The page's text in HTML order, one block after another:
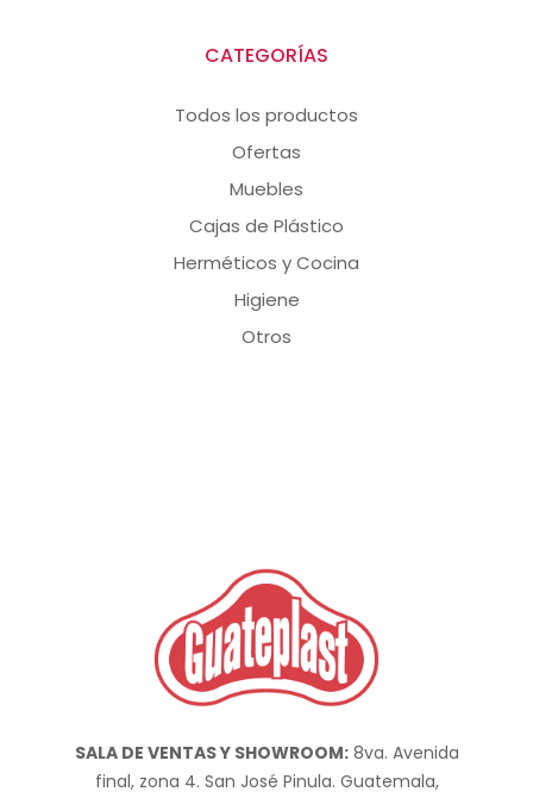
CATEGORÍAS
Todos los productos
Ofertas
Muebles
Cajas de Plástico
Herméticos y Cocina
Higiene
Otros
SALA DE VENTAS Y SHOWROOM:8va. Avenida
final, zona 4. San José Pinula. Guatemala,